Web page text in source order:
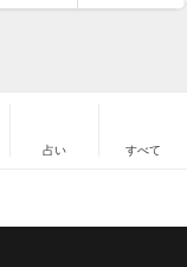
占い すべて